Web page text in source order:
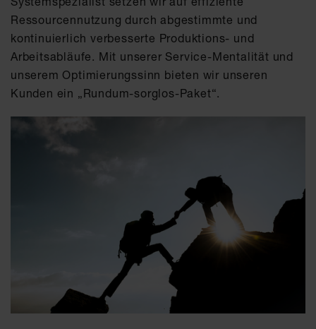
Ressourcennutzung durch abgestimmte und
kontinuierlich verbesserte Produktions- und
Arbeitsabläufe. Mit unserer Service-Mentalität und
unserem Optimierungssinn bieten wir unseren
Kunden ein „Rundum-sorglos-Paket“.